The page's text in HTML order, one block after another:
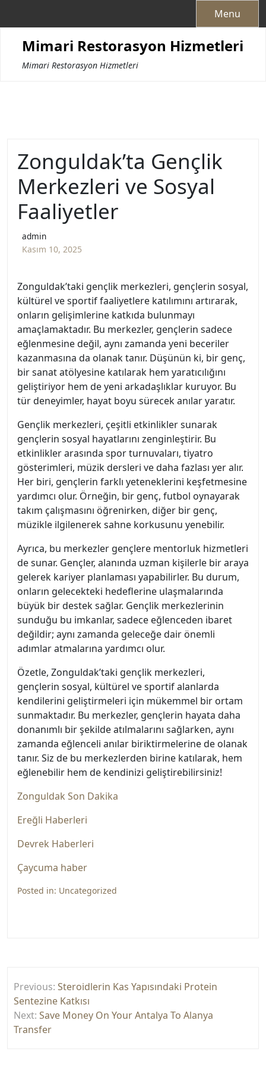
Menu
Mimari Restorasyon Hizmetleri
Mimari Restorasyon Hizmetleri
Zonguldak’ta Gençlik
Merkezleri ve Sosyal
Faaliyetler
admin
Kasım 10, 2025
Zonguldak’taki gençlik merkezleri, gençlerin sosyal,
kültürel ve sportif faaliyetlere katılımını artırarak,
onların gelişimlerine katkıda bulunmayı
amaçlamaktadır. Bu merkezler, gençlerin sadece
eğlenmesine değil, aynı zamanda yeni beceriler
kazanmasına da olanak tanır. Düşünün ki, bir genç,
bir sanat atölyesine katılarak hem yaratıcılığını
geliştiriyor hem de yeni arkadaşlıklar kuruyor. Bu
tür deneyimler, hayat boyu sürecek anılar yaratır.
Gençlik merkezleri, çeşitli etkinlikler sunarak
gençlerin sosyal hayatlarını zenginleştirir. Bu
etkinlikler arasında spor turnuvaları, tiyatro
gösterimleri, müzik dersleri ve daha fazlası yer alır.
Her biri, gençlerin farklı yeteneklerini keşfetmesine
yardımcı olur. Örneğin, bir genç, futbol oynayarak
takım çalışmasını öğrenirken, diğer bir genç,
müzikle ilgilenerek sahne korkusunu yenebilir.
Ayrıca, bu merkezler gençlere mentorluk hizmetleri
de sunar. Gençler, alanında uzman kişilerle bir araya
gelerek kariyer planlaması yapabilirler. Bu durum,
onların gelecekteki hedeflerine ulaşmalarında
büyük bir destek sağlar. Gençlik merkezlerinin
sunduğu bu imkanlar, sadece eğlenceden ibaret
değildir; aynı zamanda geleceğe dair önemli
adımlar atmalarına yardımcı olur.
Özetle, Zonguldak’taki gençlik merkezleri,
gençlerin sosyal, kültürel ve sportif alanlarda
kendilerini geliştirmeleri için mükemmel bir ortam
sunmaktadır. Bu merkezler, gençlerin hayata daha
donanımlı bir şekilde atılmalarını sağlarken, aynı
zamanda eğlenceli anılar biriktirmelerine de olanak
tanır. Siz de bu merkezlerden birine katılarak, hem
eğlenebilir hem de kendinizi geliştirebilirsiniz!
Zonguldak Son Dakika
Ereğli Haberleri
Devrek Haberleri
Çaycuma haber
Posted in: Uncategorized
gezinmesi
Previous: Steroidlerin Kas Yapısındaki Protein
Sentezine Katkısı
Next: Save Money On Your Antalya To Alanya
Transfer